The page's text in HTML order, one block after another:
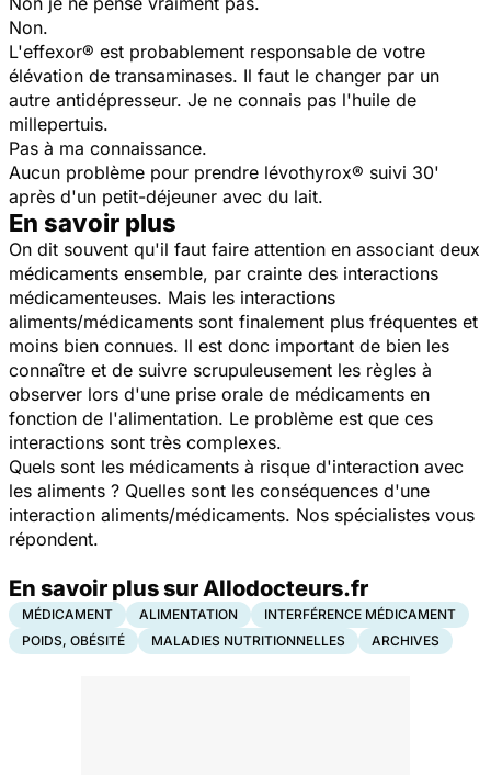
Non.
L'effexor® est probablement responsable de votre
élévation de transaminases. Il faut le changer par un
autre antidépresseur. Je ne connais pas l'huile de
millepertuis.
Pas à ma connaissance.
Aucun problème pour prendre lévothyrox® suivi 30'
après d'un petit-déjeuner avec du lait.
En savoir plus
On dit souvent qu'il faut faire attention en associant deux
médicaments ensemble, par crainte des interactions
médicamenteuses. Mais les interactions
aliments/médicaments sont finalement plus fréquentes et
moins bien connues. Il est donc important de bien les
connaître et de suivre scrupuleusement les règles à
observer lors d'une prise orale de médicaments en
fonction de l'alimentation. Le problème est que ces
interactions sont très complexes.
Quels sont les médicaments à risque d'interaction avec
les aliments ? Quelles sont les conséquences d'une
interaction aliments/médicaments. Nos spécialistes vous
répondent.
En savoir plus sur Allodocteurs.fr
MÉDICAMENT ALIMENTATION
INTERFÉRENCE MÉDICAMENT
POIDS, OBÉSITÉ
MALADIES NUTRITIONNELLES ARCHIVES